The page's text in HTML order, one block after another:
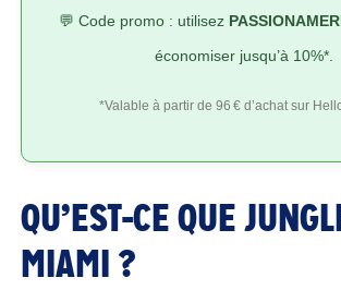
💬 Code promo : utilisez
économiser jusqu’à 10%*.
*Valable à partir de 96 € d’achat sur
QU’EST-CE QUE
MIAMI ?